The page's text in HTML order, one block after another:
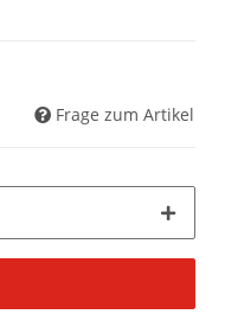
Frage zum Artikel